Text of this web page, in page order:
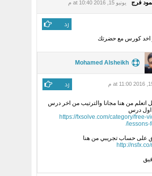
فرج يونيو 15, 2016 at 10:40 م
رد
اخد كورس مع حضرتك
Mohamed Alsheikh
رد
اتعلم من هنا مجانا والترتيب من اخر درس
درس
https://fxsolve.com/category/free-
lessons-
على حساب تجريبي من هنا
http://nsfx.co/